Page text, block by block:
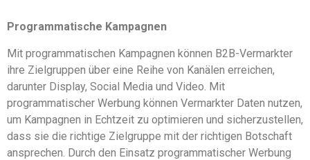
Programmatische Kampagnen
Mit programmatischen Kampagnen können B2B-Vermarkter
ihre Zielgruppen über eine Reihe von Kanälen erreichen,
darunter Display, Social Media und Video. Mit
programmatischer Werbung können Vermarkter Daten nutzen,
um Kampagnen in Echtzeit zu optimieren und sicherzustellen,
dass sie die richtige Zielgruppe mit der richtigen Botschaft
ansprechen. Durch den Einsatz programmatischer Werbung